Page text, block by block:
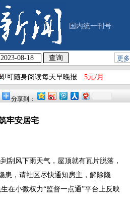
国内统一刊号:
更多
即可随身阅读每天早晚报 5元/月
分享到：
牢安居宅
刮风下雨天气，屋顶就有瓦片脱落，
患，请社区尽快通知房主，解除隐
在小微权力“监督一点通”平台上反映